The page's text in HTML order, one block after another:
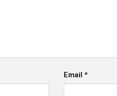
Email *